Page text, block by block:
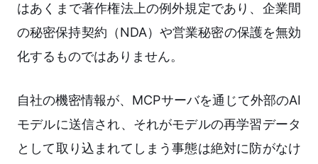
はあくまで著作権法上の例外規定であり、企業間
の秘密保持契約（NDA）や営業秘密の保護を無効
化するものではありません。
自社の機密情報が、MCPサーバを通じて外部のAI
モデルに送信され、それがモデルの再学習データ
として取り込まれてしまう事態は絶対に防がなけ